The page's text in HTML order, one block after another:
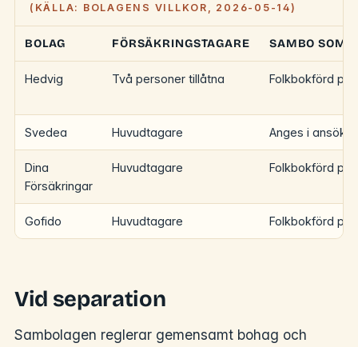
(KÄLLA: BOLAGENS VILLKOR, 2026-05-14)
BOLAG FÖRSÄKRINGSTAGARE SAMBO SOM
Hedvig Två personer tillåtna Folkbokförd på
Svedea Huvudtagare Anges i
Dina
Försäkringar
Huvudtagare Folkbokförd på
Gofido Huvudtagare Folkbokförd på
Vid separation
Sambolagen reglerar gemensamt bohag och